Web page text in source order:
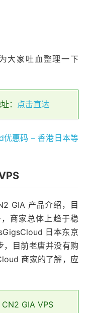
大家吐血整理一下
： 点击直达
惠码 – 香港日本等
GIA 产品介绍，目
商家总体上趋于稳
日本东京
目前老唐并没有购
商家的了解，应
CN2 GIA VPS